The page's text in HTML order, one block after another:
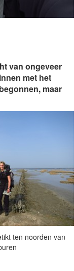
van ongeveer
met het
maar
ten noorden van